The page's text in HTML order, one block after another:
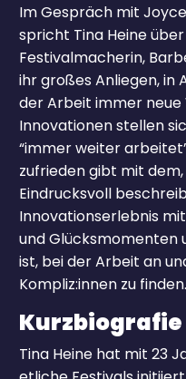
Im Gespräch mit
spricht Tina Heine
Festivalmacherin,
ihr großes Anliegen, in
der Arbeit immer neue
Innovationen stellen
“immer weiter
zufrieden gibt mit
Eindrucksvoll
Innovationserlebnis
und Glücksmomenten
ist, bei der Arbeit an
Kompliz:innen zu finden.
Kurzbiografie
Tina Heine hat mit 23